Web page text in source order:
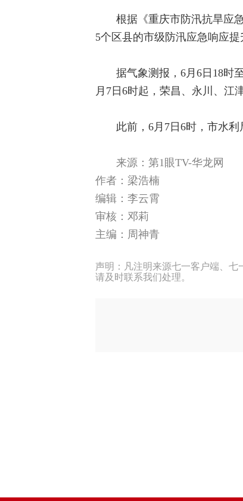
根据《重庆市防汛抗旱应
5个区县的市级防汛应急响应
据气象测报，6月6日18时
月7日6时起，荣昌、永川、江
此前，6月7日6时，市水
来源： 第1眼TV-华龙网
作者： 梁浩楠
编辑：李云霄
审核：邓莉
主编： 周神青
声明：凡注明来源七一客户端、七
请及时联系我们处理。